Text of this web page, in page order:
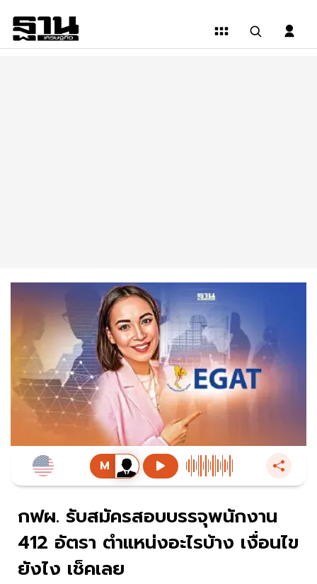
กฟผ. รับสมัครสอบบรรจุพนักงาน
412 อัตรา ตำแหน่งอะไรบ้าง เงื่อนไข
ยังไง เช็คเลย